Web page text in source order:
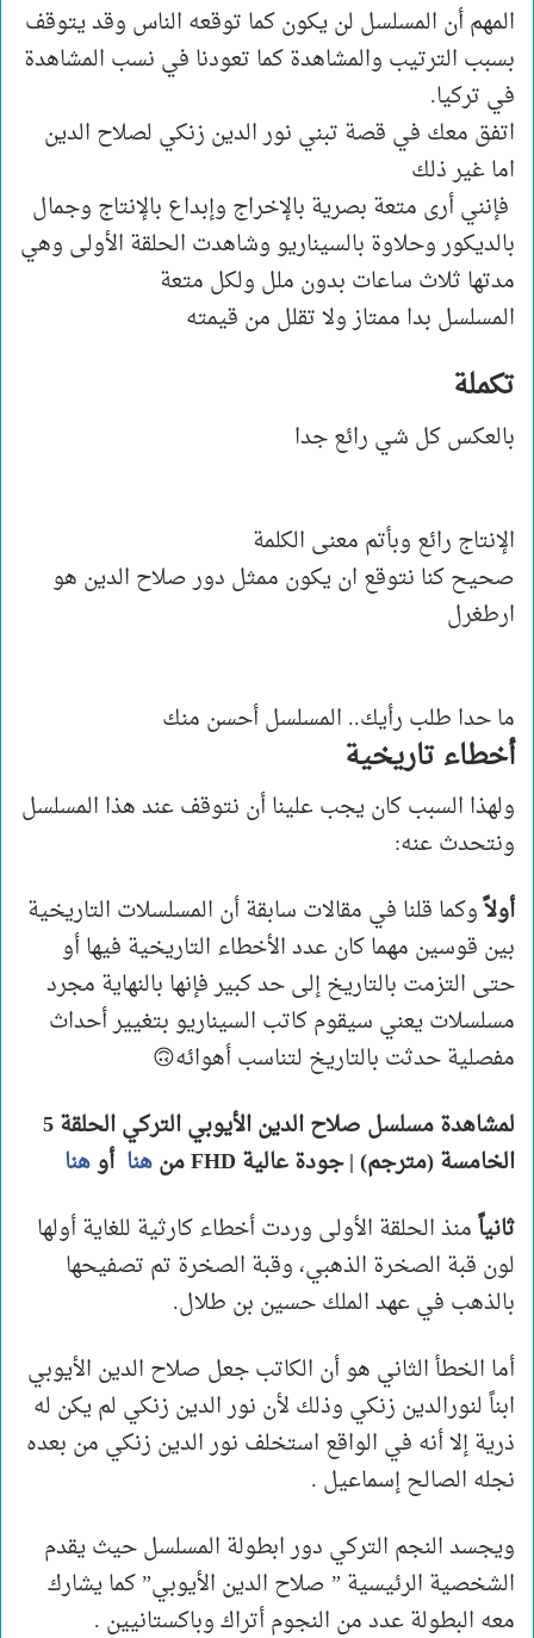
المهم أن المسلسل لن يكون كما توقعه الناس وقد يتوقف
بسبب الترتيب والمشاهدة كما تعودنا في نسب المشاهدة
في تركيا.
اتفق معك في قصة تبني نور الدين زنكي لصلاح الدين
اما غير ذلك
فإنني أرى متعة بصرية بالإخراج وإبداع بالإنتاج وجمال
بالديكور وحلاوة بالسيناريو وشاهدت الحلقة الأولى وهي
مدتها ثلاث ساعات بدون ملل ولكل متعة
المسلسل بدا ممتاز ولا تقلل من قيمته
تكملة
بالعكس كل شي رائع جدا
الإنتاج رائع وبأتم معنى الكلمة
صحيح كنا نتوقع ان يكون ممثل دور صلاح الدين هو
ارطغرل
ما حدا طلب رأيك.. المسلسل أحسن منك
أخطاء تاريخية
ولهذا السبب كان يجب علينا أن نتوقف عند هذا المسلسل
ونتحدث عنه:
أولاًوكما قلنا في مقالات سابقة أن المسلسلات التاريخية
بين قوسين مهما كان عدد الأخطاء التاريخية فيها أو
حتى التزمت بالتاريخ إلى حد كبير فإنها بالنهاية مجرد
مسلسلات يعني سيقوم كاتب السيناريو بتغيير أحداث
مفصلية حدثت بالتاريخ لتناسب أهوائه🙃
لمشاهدة مسلسل صلاح الدين الأيوبي التركي الحلقة 5
الخامسة (مترجم) | جودة عالية FHD من
هنا أوهنا
ثانياًمنذ الحلقة الأولى وردت أخطاء كارثية للغاية أولها
لون قبة الصخرة الذهبي، وقبة الصخرة تم تصفيحها
بالذهب في عهد الملك حسين بن طلال.
أما الخطأ الثاني هو أن الكاتب جعل صلاح الدين الأيوبي
ابناً لنورالدين زنكي وذلك لأن نور الدين زنكي لم يكن له
ذرية إلا أنه في الواقع استخلف نور الدين زنكي من بعده
نجله الصالح إسماعيل .
ويجسد النجم التركي دور ابطولة المسلسل حيث يقدم
الشخصية الرئيسية ” صلاح الدين الأيوبي” كما يشارك
معه البطولة عدد من النجوم أتراك وباكستانيين .